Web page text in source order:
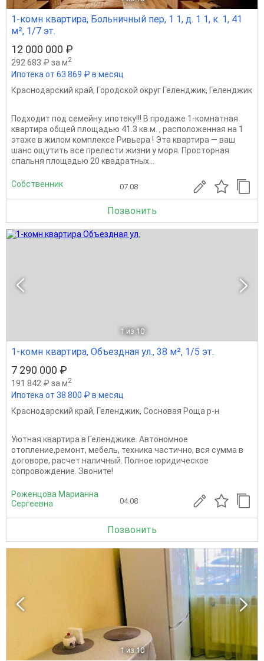
1-комн квартира, Больничный пер, 1 1, д. 1 1, к. 1, 41
м², 1/7 эт.
12 000 000 ₽
292 683 ₽ за м2
Ипотека от 63 869 ₽ в месяц
Краснодарский край, Городской округ Геленджик, Геленджик
Подходит под семейну. ипотеку!!! В продаже 1-комнатная
квартира общей площадью 41.3 кв.м. , расположенная на 1
этаже в жилом комплексе Ривьера ! Эта квартира — ваш
шанс ощутить все прелести жизни у моря. Просторная
спальня площадью 20 квадратных...
Собственник 07.08
Позвонить
1 из 10
1-комн квартира, Объездная ул., 38 м², 1/5 эт.
7 290 000 ₽
191 842 ₽ за м2
Ипотека от 38 800 ₽ в месяц
Краснодарский край, Геленджик, Сосновая Роща р-н
Уютная квартира в Геленджике. Автономное
отопление,ремонт, мебель, техника частично, вся сумма в
договоре, расчет наличный. Полное юридическое
сопровождение. Звоните!
Роженцова Марианна
Сергеевна
04.08
Позвонить
1 из 10